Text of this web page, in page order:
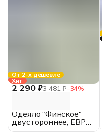
От 2-х дешевле
Хит
2 290 ₽3 481 ₽−34%
Одеяло "Финское"
двустороннее, ЕВРО,
всесезонное, хлопок